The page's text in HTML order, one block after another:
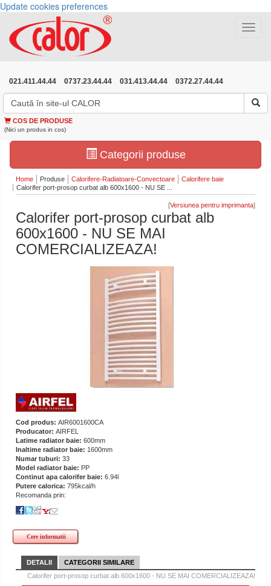
Update cookies preferences
Toggle
021.411.44.44 0737.23.44.44 031.413.44.44 0372.27.44.44
COS DE PRODUSE
(Nici un produs in cos)
Categorii produse
Home Produse Calorifere-Radiatoare-Convectoare
Calorifere baie
Calorifer port-prosop curbat alb 600x1600 - NU SE ...
[ ]
Calorifer port-prosop curbat alb
600x1600 - NU SE MAI
COMERCIALIZEAZA!
Cod produs: AIR6001600CA
Producator: AIRFEL
Latime radiator baie: 600mm
Inaltime radiator baie: 1600mm
Numar tuburi: 33
Model radiator baie: PP
Continut apa calorifer baie: 6.94l
Putere calorica: 795kcal/h
Recomanda prin:
Cere informatii
DETALII
CATEGORII SIMILARE
Calorifer port-prosop curbat alb 600x1600 - NU SE MAI COMERCIALIZEAZA!